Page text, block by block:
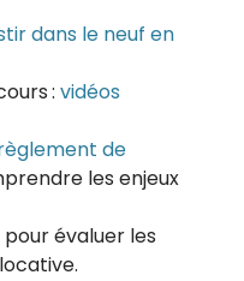
dans le neuf en
: vidéos
de
les enjeux
pour évaluer les